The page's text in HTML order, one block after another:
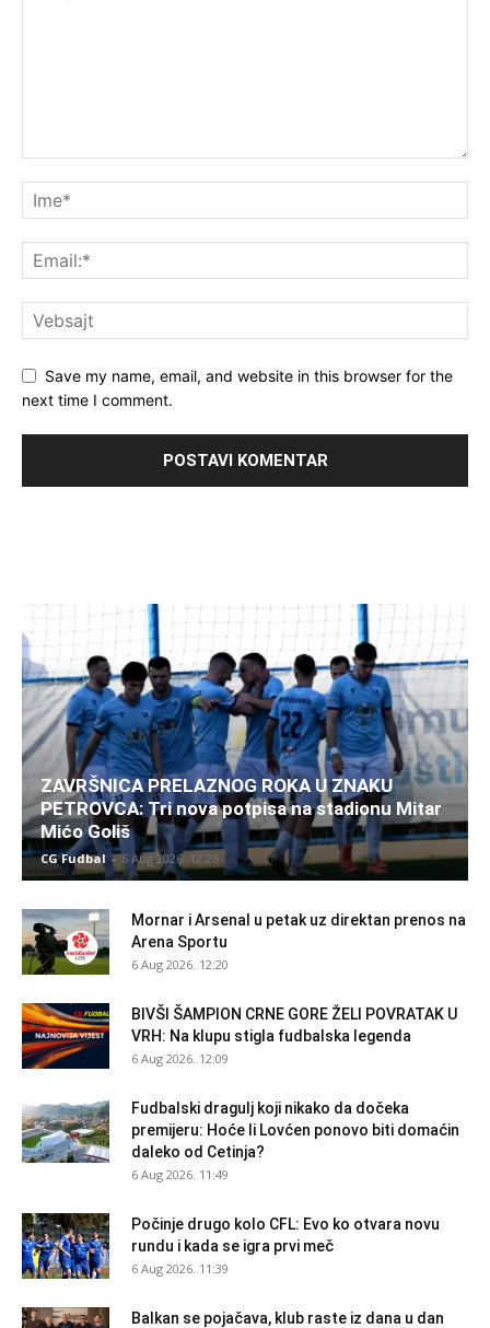
Save my name, email, and website in this browser for the
next time I comment.
ZAVRŠNICA PRELAZNOG ROKA U ZNAKU
PETROVCA: Tri nova potpisa na stadionu Mitar
Mićo Goliš
CG Fudbal - 6 Aug 2026. 12:26
Mornar i Arsenal u petak uz direktan prenos na
Arena Sportu
6 Aug 2026. 12:20
BIVŠI ŠAMPION CRNE GORE ŽELI POVRATAK U
VRH: Na klupu stigla fudbalska legenda
6 Aug 2026. 12:09
Fudbalski dragulj koji nikako da dočeka
premijeru: Hoće li Lovćen ponovo biti domaćin
daleko od Cetinja?
6 Aug 2026. 11:49
Počinje drugo kolo CFL: Evo ko otvara novu
rundu i kada se igra prvi meč
6 Aug 2026. 11:39
Balkan se pojačava, klub raste iz dana u dan